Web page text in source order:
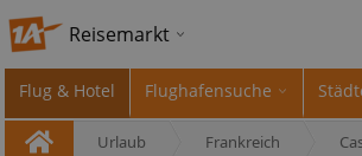
Reisemarkt
Flug & Hotel Flughafensuche
Urlaub Frankreich